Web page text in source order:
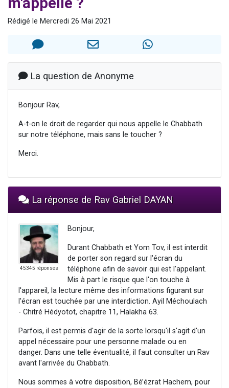
12 nouvelles musiques dans Torah-Box Music
Rédigé le Mercredi 26 Mai 2021
La question de Anonyme
Bonjour Rav,
A-t-on le droit de regarder qui nous appelle le Chabbath
sur notre téléphone, mais sans le toucher ?
Merci.
La réponse de Rav Gabriel DAYAN
45345 réponses
Bonjour,
Durant Chabbath et Yom Tov, il est interdit
de porter son regard sur l'écran du
téléphone afin de savoir qui est l'appelant.
Mis à part le risque que l'on touche à
l'appareil, la lecture même des informations figurant sur
l'écran est touchée par une interdiction. Ayil Méchoulach
- Chitré Hédyotot, chapitre 11, Halakha 63.
Parfois, il est permis d'agir de la sorte lorsqu'il s'agit d'un
appel nécessaire pour une personne malade ou en
danger. Dans une telle éventualité, il faut consulter un Rav
avant l'arrivée du Chabbath.
Nous sommes à votre disposition, Bé’ézrat Hachem, pour